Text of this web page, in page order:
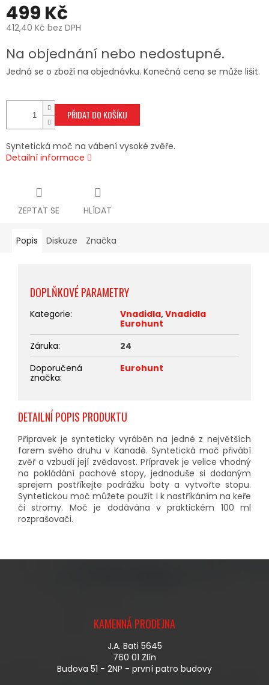
499 Kč
412,40 Kč bez DPH
cena:
Na objednání nebo nedostupné.
Jedná se o zboží na objednávku. Konečná cena se může lišit.
PŘIDAT DO KOŠÍKU
Syntetická moč na vábení vysoké zvěře.
Detailní informace
ZEPTAT SE HLÍDAT
Popis Diskuze Značka
DETAILNÍ POPIS PRODUKTU
Přípravek je synteticky vyráběn na jedné z největších
farem svého druhu v Kanadě. Syntetická moč přivábí
zvěř a vzbudí její zvědavost. Přípravek je velice vhodný
na pokládání pachové stopy, jednoduše si dodaným
sprejem postříkejte podrážku boty a vytvořte stopu.
Syntetickou moč můžete použít i k nastříkáním na keře
či stromy. Moč je dodávána v praktickém 100 ml
rozprašovači.
DOPLŇKOVÉ PARAMETRY
Kategorie: Vnadidla,Vnadidla
Eurohunt
Záruka:
24
Doporučená
značka:
Eurohunt
KAMENNÁ PRODEJNA
J.A. Bati 5645
760 01 Zlín
Budova 51 - 2NP - první patro budovy